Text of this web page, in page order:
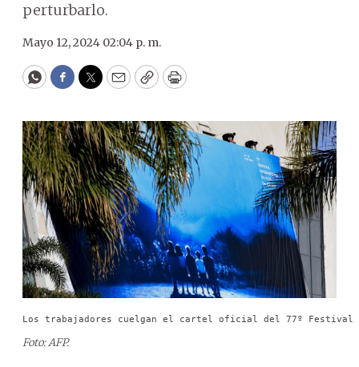
perturbarlo.
Mayo 12, 2024 02:04 p. m.
WhatsApp
Facebook
Twitter
EmailCopyPrint
Los trabajadores cuelgan el cartel oficial del 77º Festival
Foto: AFP.